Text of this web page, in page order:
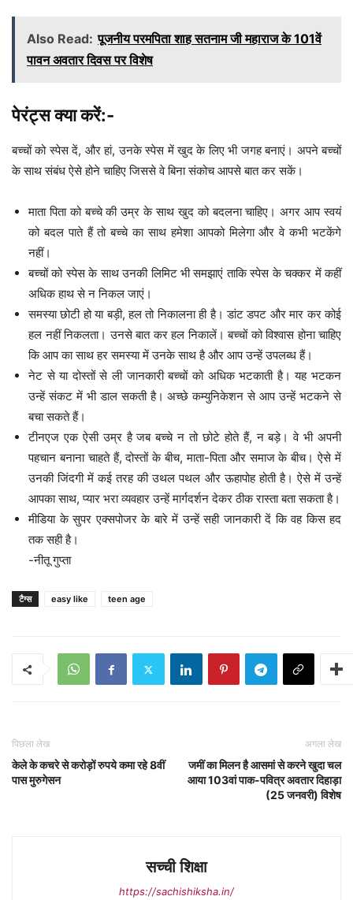
Also Read: पूजनीय परमपिता शाह सतनाम जी महाराज के 101वें
पावन अवतार दिवस पर विशेष
पेरंट्स क्या करें:-
बच्चों को स्पेस दें, और हां, उनके स्पेस में खुद के लिए भी जगह बनाएं। अपने बच्चों
के साथ संबंध ऐसे होने चाहिए जिससे वे बिना संकोच आपसे बात कर सकें।
माता पिता को बच्चे की उम्र के साथ खुद को बदलना चाहिए। अगर आप स्वयं
को बदल पाते हैं तो बच्चे का साथ हमेशा आपको मिलेगा और वे कभी भटकेंगे
नहीं।
बच्चों को स्पेस के साथ उनकी लिमिट भी समझाएं ताकि स्पेस के चक्कर में कहीं
अधिक हाथ से न निकल जाएं।
समस्या छोटी हो या बड़ी, हल तो निकालना ही है। डांट डपट और मार कर कोई
हल नहीं निकलता। उनसे बात कर हल निकालें। बच्चों को विश्वास होना चाहिए
कि आप का साथ हर समस्या में उनके साथ है और आप उन्हें उपलब्ध हैं।
नेट से या दोस्तों से ली जानकारी बच्चों को अधिक भटकाती है। यह भटकन
उन्हें संकट में भी डाल सकती है। अच्छे कम्युनिकेशन से आप उन्हें भटकने से
बचा सकते हैं।
टीनएज एक ऐसी उम्र है जब बच्चे न तो छोटे होते हैं, न बड़े। वे भी अपनी
पहचान बनाना चाहते हैं, दोस्तों के बीच, माता-पिता और समाज के बीच। ऐसे में
उनकी जिंदगी में कई तरह की उथल पथल और ऊहापोह होती है। ऐसे में उन्हें
आपका साथ, प्यार भरा व्यवहार उन्हें मार्गदर्शन देकर ठीक रास्ता बता सकता है।
मीडिया के सुपर एक्सपोजर के बारे में उन्हें सही जानकारी दें कि वह किस हद
तक सही है।
-नीतू गुप्ता
टैग्स easy like teen age
पिछला लेख
केले के कचरे से करोड़ों रुपये कमा रहे 8वीं
पास मुरुगेसन
अगला लेख
जमीं का मिलन है आसमां से करने खुदा चल
आया 103वां पाक-पवित्र अवतार दिहाड़ा
(25 जनवरी) विशेष
सच्ची शिक्षा
https://sachishiksha.in/